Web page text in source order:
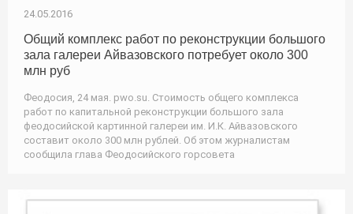
24.05.2016
Общий комплекс работ по реконструкции большого
зала галереи Айвазовского потребует около 300
млн руб
Феодосия, 24 мая. pwo.su. Стоимость общего комплекса
работ по капитальной реконструкции большого зала
феодосийской картинной галереи им. И.К. Айвазовского
составит около 300 млн рублей. Об этом журналистам
сообщила глава Феодосийского горсовета